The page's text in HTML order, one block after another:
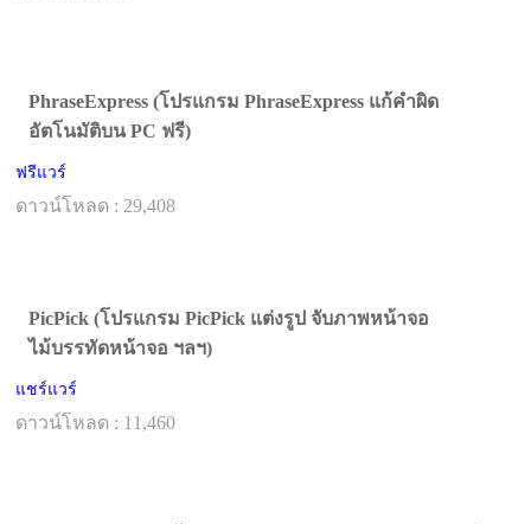
PhraseExpress (โปรแกรม PhraseExpress แก้คำผิด
อัตโนมัติบน PC ฟรี)
ฟรีแวร์
ดาวน์โหลด : 29,408
PicPick (โปรแกรม PicPick แต่งรูป จับภาพหน้าจอ
ไม้บรรทัดหน้าจอ ฯลฯ)
แชร์แวร์
ดาวน์โหลด : 11,460